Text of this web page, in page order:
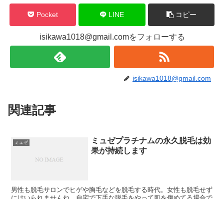
Pocket LINE コピー
isikawa1018@gmail.comをフォローする
isikawa1018@gmail.com
関連記事
ミュゼ
ミュゼプラチナムの永久脱毛は効
果が持続します
男性も脱毛サロンでヒゲや胸毛などを脱毛する時代。女性も脱毛せず